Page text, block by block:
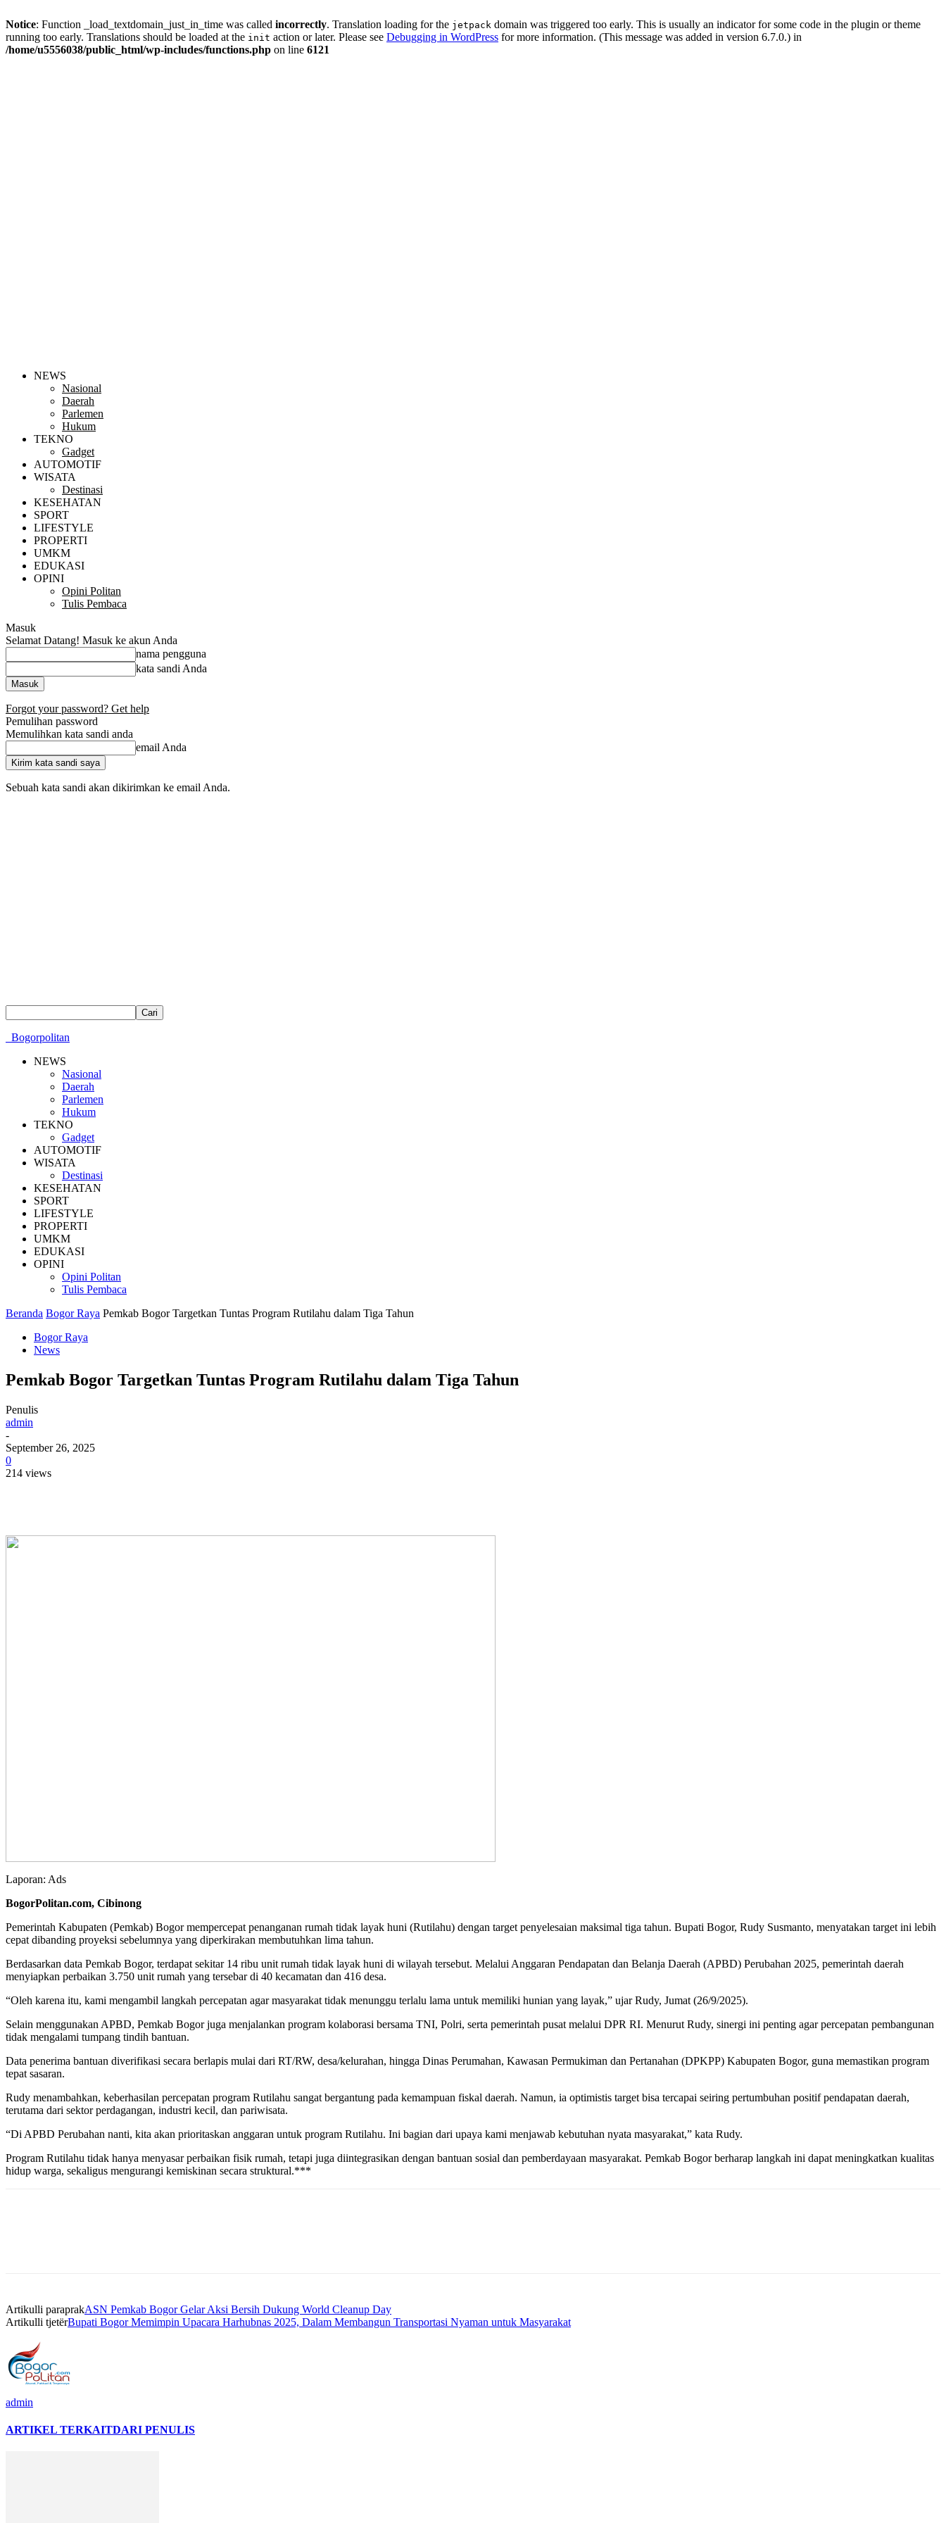
Notice: Function _load_textdomain_just_in_time was called incorrectly. Translation loading for the jetpack domain was triggered too early. This is usually an indicator for some code in the plugin or theme
running too early. Translations should be loaded at the init action or later. Please see Debugging in WordPress for more information. (This message was added in version 6.7.0.) in
/home/u5556038/public_html/wp-includes/functions.php on line 6121
NEWS
Nasional
Daerah
Parlemen
Hukum
TEKNO
Gadget
AUTOMOTIF
WISATA
Destinasi
KESEHATAN
SPORT
LIFESTYLE
PROPERTI
UMKM
EDUKASI
OPINI
Opini Politan
Tulis Pembaca
Masuk
Selamat Datang! Masuk ke akun Anda
nama pengguna
kata sandi Anda
Forgot your password? Get help
Pemulihan password
Memulihkan kata sandi anda
email Anda
Sebuah kata sandi akan dikirimkan ke email Anda.
Bogorpolitan
NEWS
Nasional
Daerah
Parlemen
Hukum
TEKNO
Gadget
AUTOMOTIF
WISATA
Destinasi
KESEHATAN
SPORT
LIFESTYLE
PROPERTI
UMKM
EDUKASI
OPINI
Opini Politan
Tulis Pembaca
Beranda Bogor Raya Pemkab Bogor Targetkan Tuntas Program Rutilahu dalam Tiga Tahun
Bogor Raya
News
Pemkab Bogor Targetkan Tuntas Program Rutilahu dalam Tiga Tahun
Penulis
admin
-
September 26, 2025
0
214 views
Laporan: Ads
BogorPolitan.com, Cibinong
Pemerintah Kabupaten (Pemkab) Bogor mempercepat penanganan rumah tidak layak huni (Rutilahu) dengan target penyelesaian maksimal tiga tahun. Bupati Bogor, Rudy Susmanto, menyatakan target ini lebih
cepat dibanding proyeksi sebelumnya yang diperkirakan membutuhkan lima tahun.
Berdasarkan data Pemkab Bogor, terdapat sekitar 14 ribu unit rumah tidak layak huni di wilayah tersebut. Melalui Anggaran Pendapatan dan Belanja Daerah (APBD) Perubahan 2025, pemerintah daerah
menyiapkan perbaikan 3.750 unit rumah yang tersebar di 40 kecamatan dan 416 desa.
“Oleh karena itu, kami mengambil langkah percepatan agar masyarakat tidak menunggu terlalu lama untuk memiliki hunian yang layak,” ujar Rudy, Jumat (26/9/2025).
Selain menggunakan APBD, Pemkab Bogor juga menjalankan program kolaborasi bersama TNI, Polri, serta pemerintah pusat melalui DPR RI. Menurut Rudy, sinergi ini penting agar percepatan pembangunan
tidak mengalami tumpang tindih bantuan.
Data penerima bantuan diverifikasi secara berlapis mulai dari RT/RW, desa/kelurahan, hingga Dinas Perumahan, Kawasan Permukiman dan Pertanahan (DPKPP) Kabupaten Bogor, guna memastikan program
tepat sasaran.
Rudy menambahkan, keberhasilan percepatan program Rutilahu sangat bergantung pada kemampuan fiskal daerah. Namun, ia optimistis target bisa tercapai seiring pertumbuhan positif pendapatan daerah,
terutama dari sektor perdagangan, industri kecil, dan pariwisata.
“Di APBD Perubahan nanti, kita akan prioritaskan anggaran untuk program Rutilahu. Ini bagian dari upaya kami menjawab kebutuhan nyata masyarakat,” kata Rudy.
Program Rutilahu tidak hanya menyasar perbaikan fisik rumah, tetapi juga diintegrasikan dengan bantuan sosial dan pemberdayaan masyarakat. Pemkab Bogor berharap langkah ini dapat meningkatkan kualitas
hidup warga, sekaligus mengurangi kemiskinan secara struktural.***
Artikulli paraprakASN Pemkab Bogor Gelar Aksi Bersih Dukung World Cleanup Day
Artikulli tjetërBupati Bogor Memimpin Upacara Harhubnas 2025, Dalam Membangun Transportasi Nyaman untuk Masyarakat
admin
ARTIKEL TERKAITDARI PENULIS